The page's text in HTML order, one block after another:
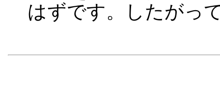
はずです。したがっ